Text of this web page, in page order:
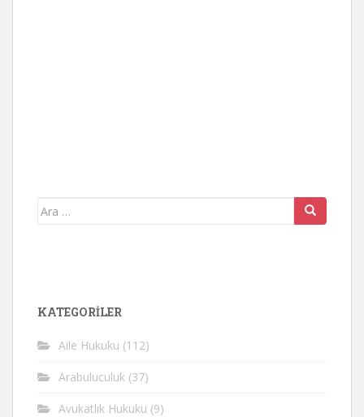
Arama
KATEGORİLER
Aile Hukuku (112)
Arabuluculuk (37)
Avukatlık Hukuku (9)